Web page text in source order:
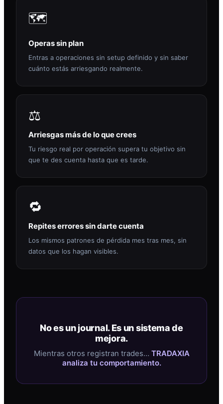
🗺️
Operas sin plan
Entras a operaciones sin setup definido y sin saber
cuánto estás arriesgando realmente.
⚖️
Arriesgas más de lo que crees
Tu riesgo real por operación supera tu objetivo sin
que te des cuenta hasta que es tarde.
🔁
Repites errores sin darte cuenta
Los mismos patrones de pérdida mes tras mes, sin
datos que los hagan visibles.
No es un journal. Es un sistema de
mejora.
Mientras otros registran trades… TRADAXIA
analiza tu comportamiento.